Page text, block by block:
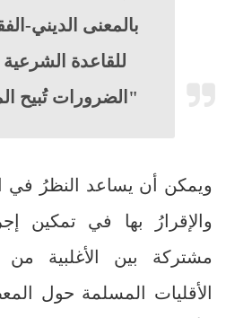
بالمعنى الديني-
للقاعدة الشرعية
"الضرورات تُبيح
ويمكن أن يساعد النظرُ في
والإقرارُ بها في تمكين
مشتركة بين الأغلبية
الأقليات المسلمة حول